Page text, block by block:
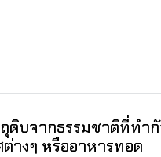
ถุดิบจากธรรมชาติที่ท
างๆ หรืออาหารทอด